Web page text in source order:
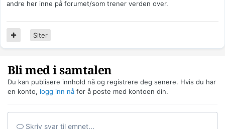
andre her inne på forumet/som trener verden over.
Siter
Bli med i samtalen
Du kan publisere innhold nå og registrere deg senere. Hvis du har
en konto, logg inn nå for å poste med kontoen din.
Skriv svar til emnet...